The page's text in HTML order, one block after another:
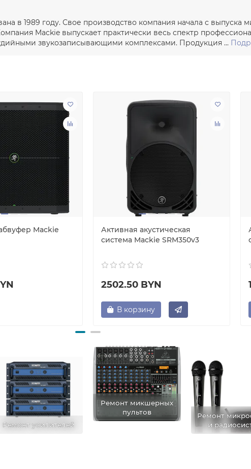
в 1989 году. Свое производство компания начала с выпуска
Mackie выпускает практически весь спектр
звукозаписывающими комплексами. Продукция ...
Mackie
Активная акустическая
система Mackie SRM350v3
2502.50 BYN
В корзину
Ремонт усилителей
Ремонт микшерных
пультов
Ремонт
и